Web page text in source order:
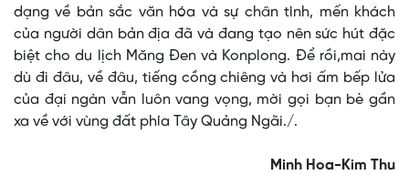
dạng về bản sắc văn hóa và sự chân tình, mến khách
của người dân bản địa đã và đang tạo nên sức hút đặc
biệt cho du lịch Măng Đen và Konplong. Để rồi,mai này
dù đi đâu, về đâu, tiếng cồng chiêng và hơi ấm bếp lửa
của đại ngàn vẫn luôn vang vọng, mời gọi bạn bè gần
xa về với vùng đất phía Tây Quảng Ngãi./.
Minh Hoa-Kim Thu